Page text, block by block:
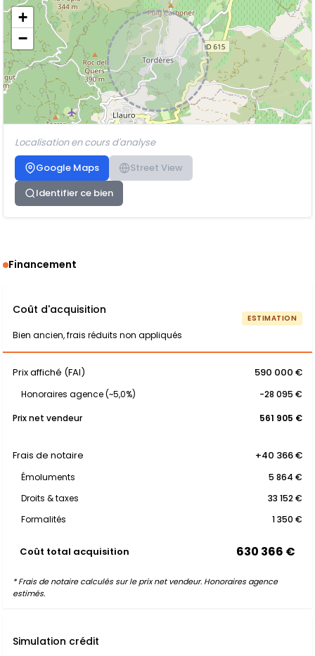
+
−
Localisation en cours d'analyse
Google Maps
Street View
Identifier ce bien
Financement
Coût d'acquisition
Bien ancien, frais réduits non appliqués
ESTIMATION
Prix affiché (FAI) 590 000 €
Honoraires agence (~5,0%)
-28 095 €
Prix net vendeur
561 905 €
Frais de notaire +40 366 €
Émoluments
5 864 €
Droits & taxes
33 152 €
Formalités
1 350 €
Coût total acquisition 630 366 €
* Frais de notaire calculés sur le prix net vendeur. Honoraires agence
estimés.
Simulation crédit